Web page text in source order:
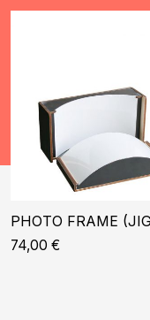
PHOTO FRAME
74,00 €